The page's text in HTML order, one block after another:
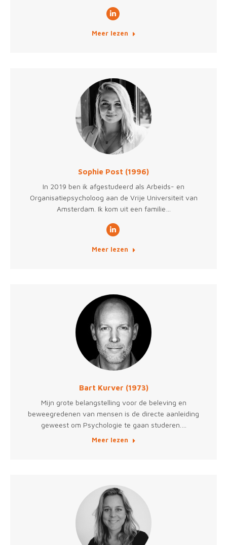
Linkedin
Meer lezen
Sophie Post (1996)
In 2019 ben ik afgestudeerd als Arbeids- en
Organisatiepsycholoog aan de Vrije Universiteit van
Amsterdam. Ik kom uit een familie…
Linkedin
Meer lezen
Bart Kurver (1973)
Mijn grote belangstelling voor de beleving en
beweegredenen van mensen is de directe aanleiding
geweest om Psychologie te gaan studeren.…
Meer lezen